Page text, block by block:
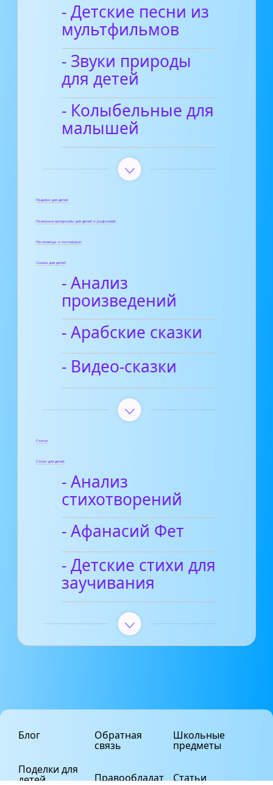
- Детские песни из
мультфильмов
- Звуки природы
для детей
- Колыбельные для
малышей
Поделки для детей
Полезные материалы для детей и родителей
Пословицы и поговорки
Сказки для детей
- Анализ
произведений
- Арабские сказки
- Видео-сказки
Статьи
Стихи для детей
- Анализ
стихотворений
- Афанасий Фет
- Детские стихи для
заучивания
Блог
Поделки для
детей
Обратная
связь
Правообладат
Школьные
предметы
Статьи